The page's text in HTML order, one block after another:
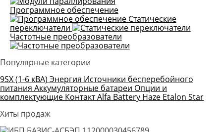
Программное обеспечение
Статические
переключатели
Частотные преобразователи
Популярные категории
9SX (1-6 кВА) Энергия Источники бесперебойного
питания Аккумуляторные батареи Опции и
комплектующие КонтактAlfa Battery Haze Etalon Star
Хиты продаж